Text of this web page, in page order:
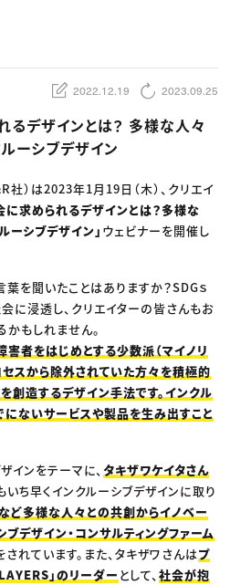
のお知らせ
ル×つながる×メディア
2022.12.19 2023.09.25
るデザインとは？ 多様な人々
ーシブデザイン
社）は2023年1月19日（木）、クリエイ
に求められるデザインとは？多様な
ーシブデザイン」 ウェビナーを開催し
葉を聞いたことはありますか？SDGｓ
に浸透し、クリエイターの皆さんもお
もしれません。
害者をはじめとする少数派（マイノリ
セスから除外されていた方々を積極的
創造するデザイン手法です。インクル
にないサービスや製品を生み出すこと
インをテーマに、 タキザワケイタさん
いち早くインクルーシブデザインに取り
ど多様な人々との共創からイノベー
デザイン・コンサルティングファーム
されています。また、タキザワさんはプ
」のリーダー として、社会が抱